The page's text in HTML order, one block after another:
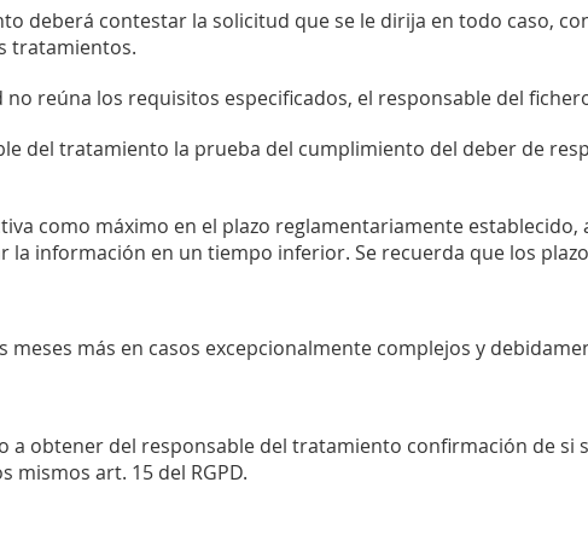
deberá contestar la solicitud que se le dirija en todo caso,
tratamientos.
no reúna los requisitos especificados, el responsable del
del tratamiento la prueba del cumplimiento del deber de
como máximo en el plazo reglamentariamente
la información en un tiempo inferior. Se recuerda que los
meses más en casos excepcionalmente complejos y
a obtener del responsable del tratamiento confirmación de
mismos art. 15 del RGPD.